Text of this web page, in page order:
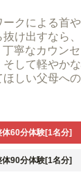
クによる首
け出すなら
寧なカウン
して軽やか
しい父母への
体60分体験[1名分]
体90分体験[1名分]